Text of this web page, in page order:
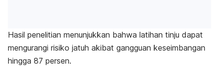
Hasil penelitian menunjukkan bahwa latihan tinju dapat
mengurangi risiko jatuh akibat gangguan keseimbangan
hingga 87 persen.